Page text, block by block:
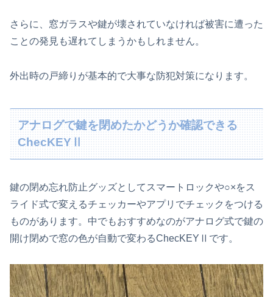
さらに、窓ガラスや鍵が壊されていなければ被害に遭った
ことの発見も遅れてしまうかもしれません。
外出時の戸締りが基本的で大事な防犯対策になります。
アナログで鍵を閉めたかどうか確認できる
ChecKEYⅡ
鍵の閉め忘れ防止グッズとしてスマートロックや○×をス
ライド式で変えるチェッカーやアプリでチェックをつける
ものがあります。中でもおすすめなのがアナログ式で鍵の
開け閉めで窓の色が自動で変わるChecKEYⅡです。